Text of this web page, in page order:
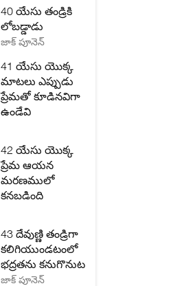
40 యేసు తండ్రికి
లోబడ్డాడు
జాక్ పూనెన్
41 యేసు యొక్క
మాటలు ఎప్పుడు
ప్రేమతో కూడినవిగా
ఉండేవి
42 యేసు యొక్క
ప్రేమ ఆయన
మరణములో
కనబడింది
43 దేవుణ్ణి తండ్రిగా
కలిగియుండటంలో
భద్రతను కనుగొనుట
జాక్ పూనెన్